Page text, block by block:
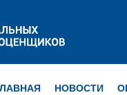
НОВОСТИ